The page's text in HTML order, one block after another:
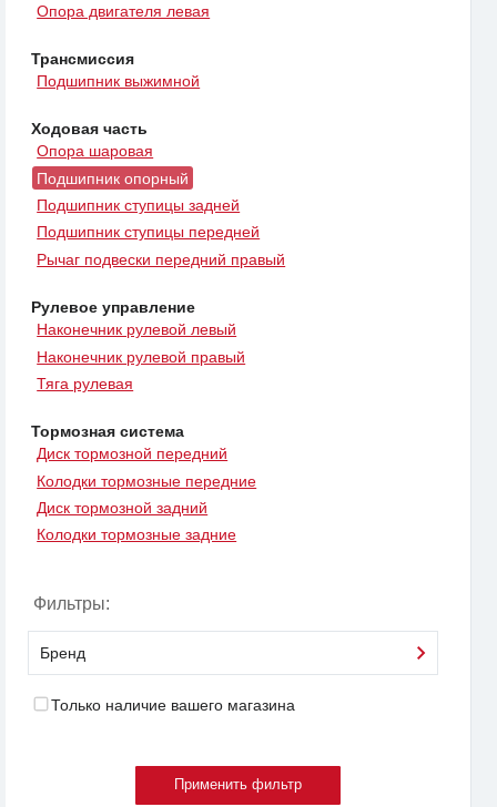
Опора двигателя левая
Трансмиссия
Подшипник выжимной
Ходовая часть
Опора шаровая
Подшипник опорный
Подшипник ступицы задней
Подшипник ступицы передней
Рычаг подвески передний правый
Рулевое управление
Наконечник рулевой левый
Наконечник рулевой правый
Тяга рулевая
Тормозная система
Диск тормозной передний
Колодки тормозные передние
Диск тормозной задний
Колодки тормозные задние
Фильтры:
Бренд
Только наличие вашего магазина